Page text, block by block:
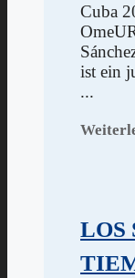
Cuba
ist ein
...
LOS